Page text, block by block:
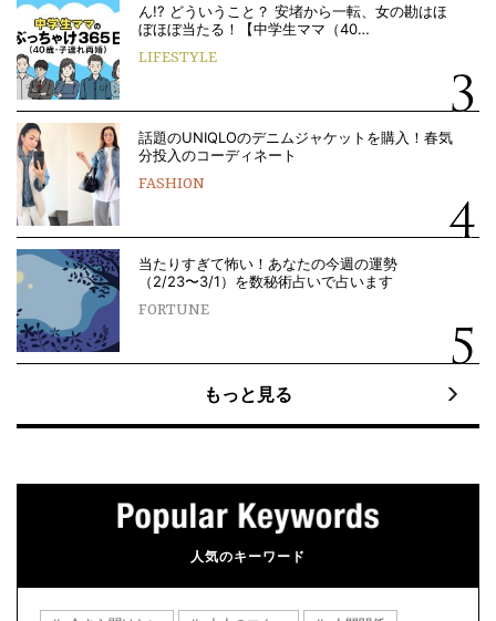
ん!? どういうこと？ 安堵から一転、女の勘はほ
ぼほぼ当たる！【中学生ママ（40…
LIFESTYLE
話題のUNIQLOのデニムジャケットを購入！春気
分投入のコーディネート
FASHION
当たりすぎて怖い！あなたの今週の運勢
（2/23〜3/1）を数秘術占いで占います
FORTUNE
もっと見る
人気のキーワード